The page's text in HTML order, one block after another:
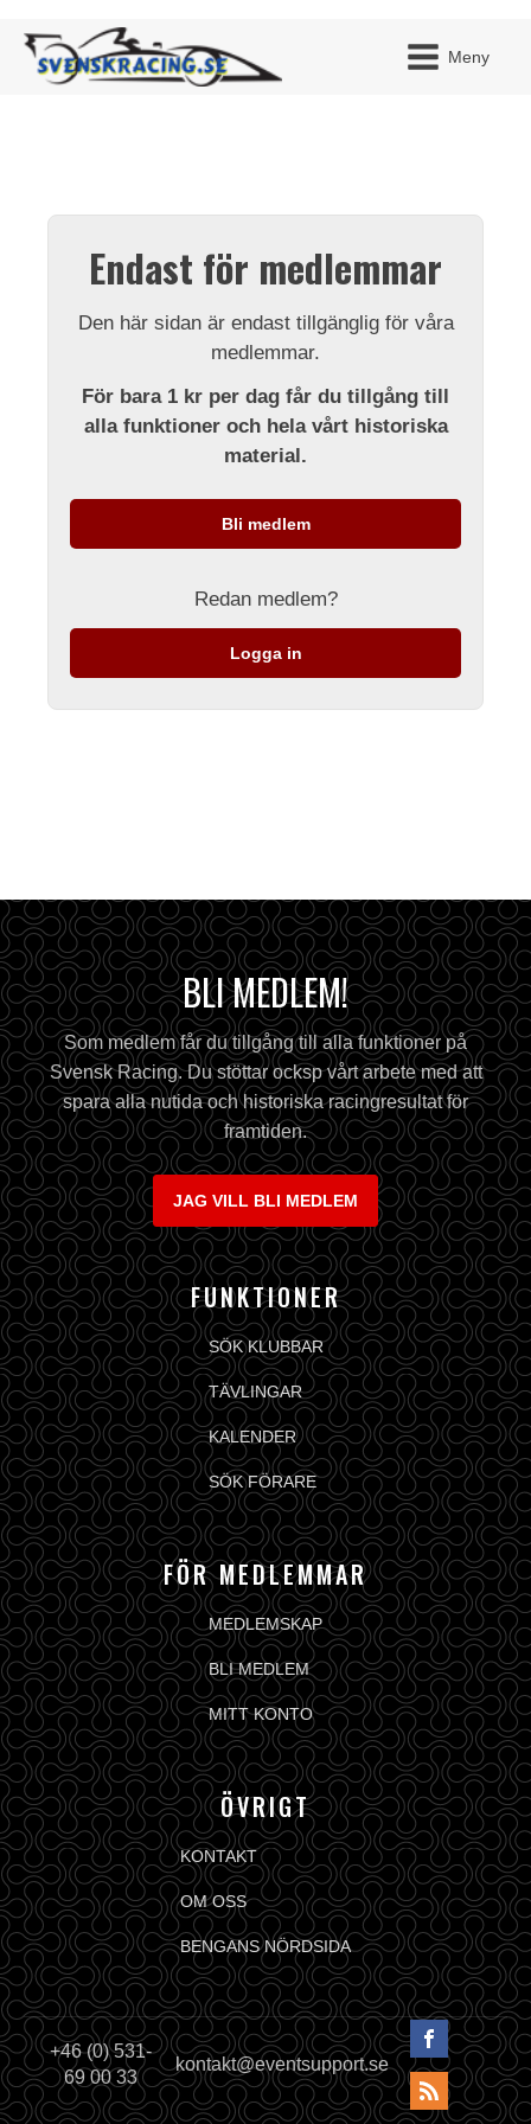
Meny
Endast för medlemmar
Den här sidan är endast tillgänglig för våra
medlemmar.
För bara 1 kr per dag får du tillgång till
alla funktioner och hela vårt historiska
material.
Bli medlem
Redan medlem?
Logga in
BLI MEDLEM!
Som medlem får du tillgång till alla funktioner på
Svensk Racing. Du stöttar ocksp vårt arbete med att
spara alla nutida och historiska racingresultat för
framtiden.
JAG VILL BLI MEDLEM
FUNKTIONER
SÖK KLUBBAR
TÄVLINGAR
KALENDER
SÖK FÖRARE
FÖR MEDLEMMAR
MEDLEMSKAP
BLI MEDLEM
MITT KONTO
ÖVRIGT
KONTAKT
OM OSS
BENGANS NÖRDSIDA
+46 (0) 531-
69 00 33
kontakt@eventsupport.se